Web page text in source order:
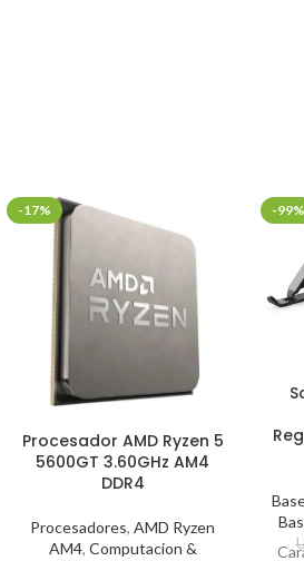
-17%
Procesador AMD Ryzen 5
5600GT 3.60GHz AM4
DDR4
Procesadores, AMD Ryzen
AM4, Computacion &
-99%